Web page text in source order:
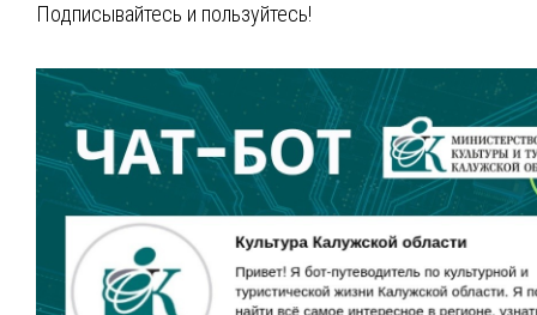
Подписывайтесь и пользуйтесь!